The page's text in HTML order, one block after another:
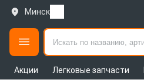
Минск
Акции Легковые запчасти